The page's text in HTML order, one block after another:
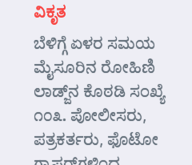
ವಿಕೃತ
ಬೆಳಿಗ್ಗೆ ಏಳರ ಸಮಯ
ಮೈಸೂರಿನ ರೋಹಿಣಿ
ಲಾಡ್ಜ್‌ನ ಕೊಠಡಿ ಸಂಖ್ಯೆ
೧೦೩. ಪೋಲೀಸರು,
ಪತ್ರಕರ್ತರು, ಫೊಟೋ